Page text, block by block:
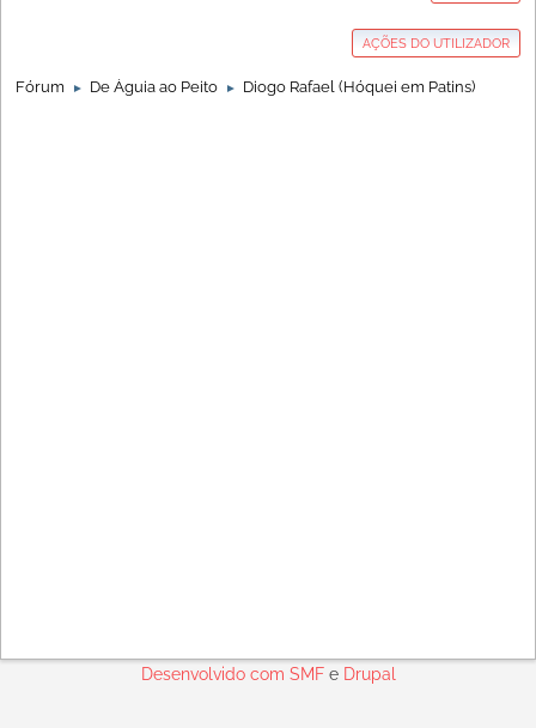
AÇÕES DO UTILIZADOR
Fórum ► De Águia ao Peito ► Diogo Rafael (Hóquei em Patins)
Desenvolvido com SMFe Drupal